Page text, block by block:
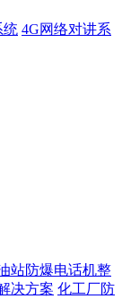
统 4G网络对讲系
站防爆电话机整
决方案 化工厂防